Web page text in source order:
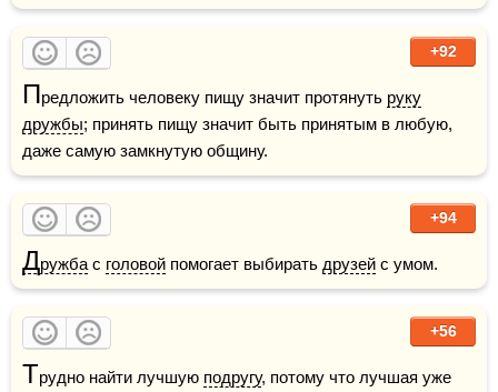
+92
Предложить человеку пищу значит протянуть руку
дружбы; принять пищу значит быть принятым в любую,
даже самую замкнутую общину.
+94
Дружба с головой помогает выбирать друзей с умом.
+56
Трудно найти лучшую подругу, потому что лучшая уже